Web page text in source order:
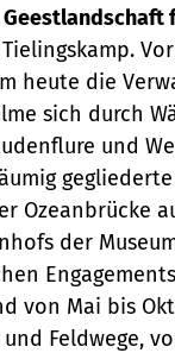
heute die
sich durch
und
Ozeanbrücke
der
von Mai bis
Feldwege,